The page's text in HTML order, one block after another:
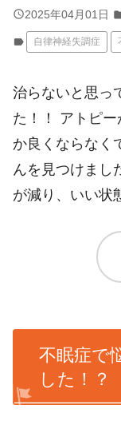
query_builder2025年04月01日
label 自律神経失調症
治らないと思っ
た！！ アトピ
か良くならなく
んを見つけまし
が減り、いい状
不眠症で
した！？